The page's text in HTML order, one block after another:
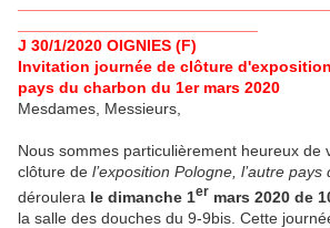
J 30/1/2020 OIGNIES (F)
Invitation journée de clôture
pays du charbon du 1er mars 2020
Mesdames, Messieurs,
Nous sommes particulièrement heureux de
clôture de l’exposition Pologne, l’autre pays
déroulera le dimanche 1er mars 2020 de
la salle des douches du 9-9bis. Cette